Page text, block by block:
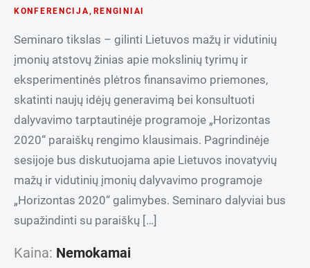
KONFERENCIJA , RENGINIAI
Seminaro tikslas – gilinti Lietuvos mažų ir vidutinių
įmonių atstovų žinias apie mokslinių tyrimų ir
eksperimentinės plėtros finansavimo priemones,
skatinti naujų idėjų generavimą bei konsultuoti
dalyvavimo tarptautinėje programoje „Horizontas
2020“ paraiškų rengimo klausimais. Pagrindinėje
sesijoje bus diskutuojama apie Lietuvos inovatyvių
mažų ir vidutinių įmonių dalyvavimo programoje
„Horizontas 2020“ galimybes. Seminaro dalyviai bus
supažindinti su paraiškų […]
Kaina: Nemokamai